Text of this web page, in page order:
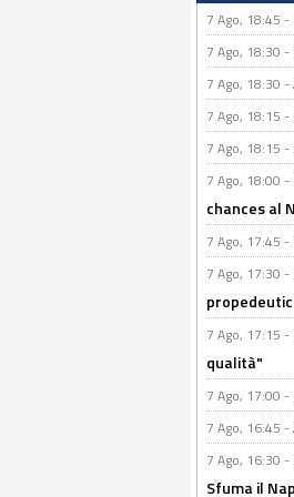
7 Ago, 18:45 -
7 Ago, 18:30 -
7 Ago, 18:30 -
7 Ago, 18:15 -
7 Ago, 18:15 -
7 Ago, 18:00 -
chances al
7 Ago, 17:45 -
7 Ago, 17:30 -
7 Ago, 17:15 -
qualità"
7 Ago, 17:00 -
7 Ago, 16:45 -
7 Ago, 16:30 -
Sfuma il